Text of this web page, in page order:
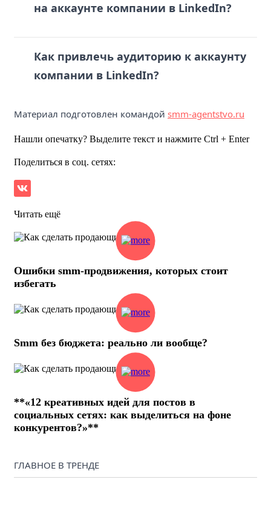
на аккаунте компании в LinkedIn?
Как привлечь аудиторию к аккаунту
компании в LinkedIn?
Материал подготовлен командой smm-agentstvo.ru
Нашли опечатку? Выделите текст и нажмите Ctrl + Enter
Поделиться в соц. сетях:
Читать ещё
Ошибки smm-продвижения, которых стоит
избегать
Smm без бюджета: реально ли вообще?
**«12 креативных идей для постов в
социальных сетях: как выделиться на фоне
конкурентов?»**
ГЛАВНОЕ В ТРЕНДЕ